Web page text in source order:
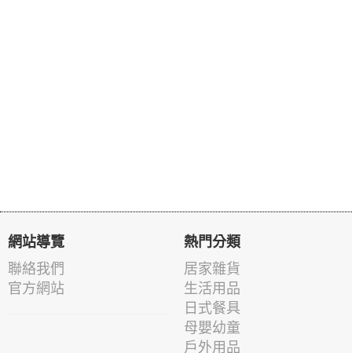
網站導覽
聯絡我們
官方網站
熱門分類
居家雜貨
生活用品
日式餐具
母嬰幼童
戶外用品